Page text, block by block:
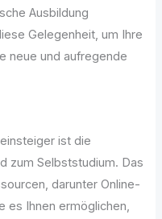
Ausbildung
Gelegenheit, um Ihre
neue und aufregende
ist die
zum Selbststudium. Das
darunter Online-
es Ihnen ermöglichen,